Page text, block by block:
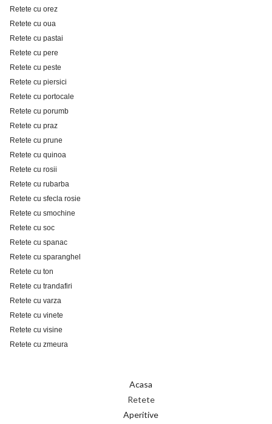
Retete cu orez
Retete cu oua
Retete cu pastai
Retete cu pere
Retete cu peste
Retete cu piersici
Retete cu portocale
Retete cu porumb
Retete cu praz
Retete cu prune
Retete cu quinoa
Retete cu rosii
Retete cu rubarba
Retete cu sfecla rosie
Retete cu smochine
Retete cu soc
Retete cu spanac
Retete cu sparanghel
Retete cu ton
Retete cu trandafiri
Retete cu varza
Retete cu vinete
Retete cu visine
Retete cu zmeura
Acasa
Retete
Aperitive